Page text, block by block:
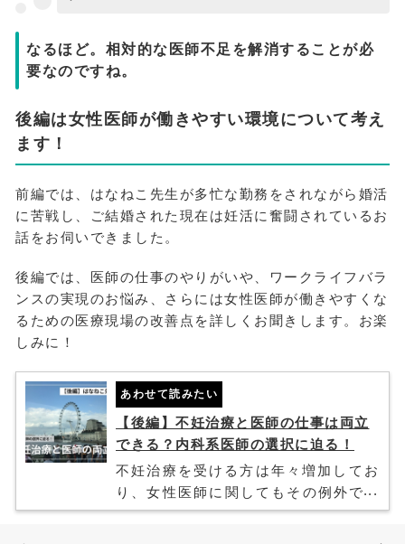
なるほど。相対的な医師不足を解消することが必
要なのですね。
後編は女性医師が働きやすい環境について考え
ます！
前編では、はなねこ先生が多忙な勤務をされながら婚活
に苦戦し、ご結婚された現在は妊活に奮闘されているお
話をお伺いできました。
後編では、医師の仕事のやりがいや、ワークライフバラ
ンスの実現のお悩み、さらには女性医師が働きやすくな
るための医療現場の改善点を詳しくお聞きします。お楽
しみに！
あわせて読みたい
【後編】不妊治療と医師の仕事は両立
できる？内科系医師の選択に迫る！
不妊治療を受ける方は年々増加してお
り、女性医師に関してもその例外では
ありません。今回は、多忙な診療科で